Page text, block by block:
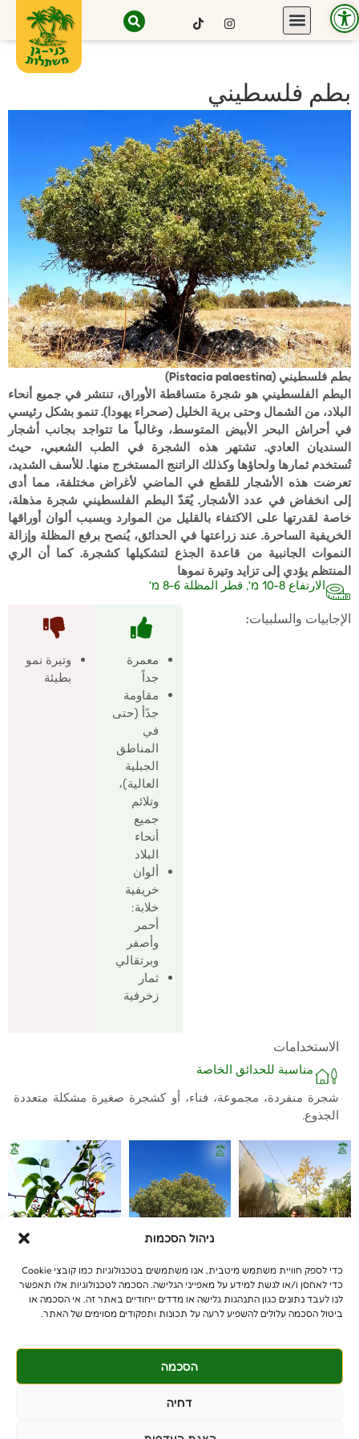
ניהול הסכמות
כדי לספק חוויית משתמש מיטבית, אנו משתמשים בטכנולוגיות כמו קובצי Cookie
כדי לאחסן ו/או לגשת למידע על מאפייני הגלישה. הסכמה לטכנולוגיות אלו תאפשר
לנו לעבד נתונים כגון התנהגות גלישה או מדדים ייחודיים באתר זה. אי הסכמה או
ביטול הסכמה עלולים להשפיע לרעה על תכונות ותפקודים מסוימים של האתר.
הסכמה
דחיה
بطم فلسطيني
بطم فلسطيني (Pistacia palaestina)
البطم الفلسطيني هو شجرة متساقطة الأوراق، تنتشر في جميع أنحاء
البلاد، من الشمال وحتى برية الخليل (صحراء يهودا). تنمو بشكل رئيسي
في أحراش البحر الأبيض المتوسط، وغالباً ما تتواجد بجانب أشجار
السنديان العادي. تشتهر هذه الشجرة في الطب الشعبي، حيث
تُستخدم ثمارها ولحاؤها وكذلك الراتنج المستخرج منها. للأسف الشديد،
تعرضت هذه الأشجار للقطع في الماضي لأغراض مختلفة، مما أدى
إلى انخفاض في عدد الأشجار. يُعَدّ البطم الفلسطيني شجرة مذهلة،
خاصة لقدرتها على الاكتفاء بالقليل من الموارد وبسبب ألوان أوراقها
الخريفية الساحرة. عند زراعتها في الحدائق، يُنصح برفع المظلة وإزالة
النموات الجانبية من قاعدة الجذع لتشكيلها كشجرة. كما أن الري
المنتظم يؤدي إلى تزايد وتيرة نموها
الارتفاع 8-10 מ', قطر المظلة 6-8 מ'
الإجابيات والسلبيات:
معمرة
جداً
مقاومة
جدًأ (حتى
في
المناطق
الجبلية
العالية)،
وتلائم
جميع
أنحاء
البلاد
ألوان
خريفية
خلابة:
أحمر
وأصفر
وبرتقالي
ثمار
زخرفية
وتيرة نمو
بطيئة
الاستخدامات
مناسبة للحدائق الخاصة
شجرة منفردة، مجموعة، فناء، أو كشجرة صغيرة مشكلة متعددة
الجذوع.
© جميع الحقوق محفوظة
benniganmastelot@gmail.com